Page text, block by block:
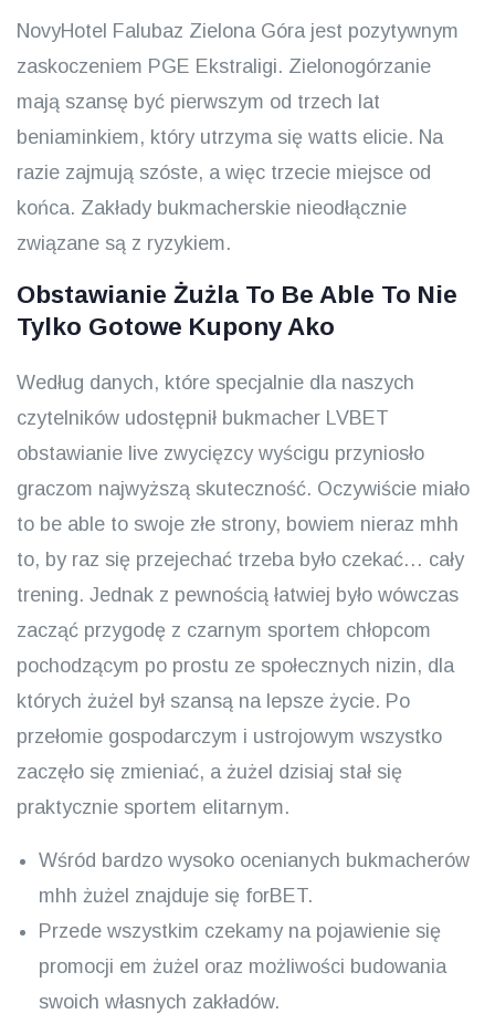
NovyHotel Falubaz Zielona Góra jest pozytywnym
zaskoczeniem PGE Ekstraligi. Zielonogórzanie
mają szansę być pierwszym od trzech lat
beniaminkiem, który utrzyma się watts elicie. Na
razie zajmują szóste, a więc trzecie miejsce od
końca. Zakłady bukmacherskie nieodłącznie
związane są z ryzykiem.
Obstawianie Żużla To Be Able To Nie
Tylko Gotowe Kupony Ako
Według danych, które specjalnie dla naszych
czytelników udostępnił bukmacher LVBET
obstawianie live zwycięzcy wyścigu przyniosło
graczom najwyższą skuteczność. Oczywiście miało
to be able to swoje złe strony, bowiem nieraz mhh
to, by raz się przejechać trzeba było czekać… cały
trening. Jednak z pewnością łatwiej było wówczas
zacząć przygodę z czarnym sportem chłopcom
pochodzącym po prostu ze społecznych nizin, dla
których żużel był szansą na lepsze życie. Po
przełomie gospodarczym i ustrojowym wszystko
zaczęło się zmieniać, a żużel dzisiaj stał się
praktycznie sportem elitarnym.
Wśród bardzo wysoko ocenianych bukmacherów
mhh żużel znajduje się forBET.
Przede wszystkim czekamy na pojawienie się
promocji em żużel oraz możliwości budowania
swoich własnych zakładów.